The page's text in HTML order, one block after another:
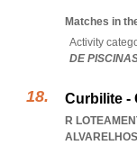
Matches in
Activity
DE
Curbilite -
R